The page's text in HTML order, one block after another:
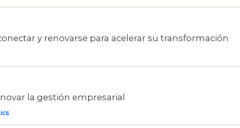
y renovarse para acelerar su transformación
la gestión empresarial